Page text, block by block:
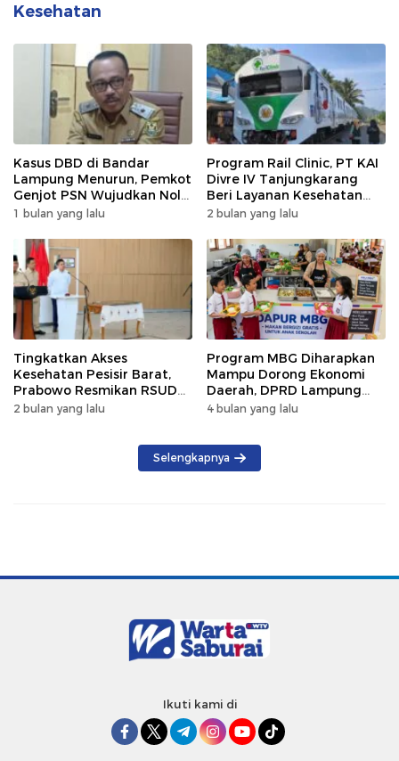
Kesehatan
Kasus DBD di Bandar
Lampung Menurun, Pemkot
Genjot PSN Wujudkan Nol
Kematian
1 bulan yang lalu
Program Rail Clinic, PT KAI
Divre IV Tanjungkarang
Beri Layanan Kesehatan
Gratis 250 Warga
2 bulan yang lalu
Tingkatkan Akses
Kesehatan Pesisir Barat,
Prabowo Resmikan RSUD
KH Muhammad Thohir
2 bulan yang lalu
Program MBG Diharapkan
Mampu Dorong Ekonomi
Daerah, DPRD Lampung
Tekankan Pemanfaatan
4 bulan yang lalu
Selengkapnya
Ikuti kami di